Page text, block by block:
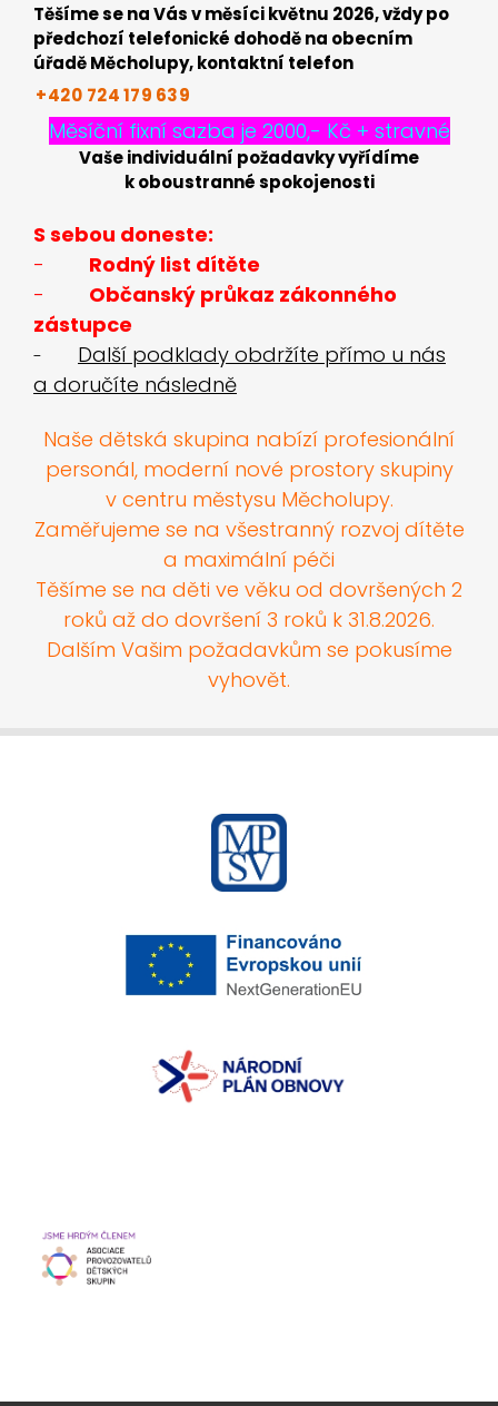
Těšíme se na Vás v měsíci květnu 2026, vždy po
předchozí telefonické dohodě na obecním
úřadě Měcholupy, kontaktní telefon
+420 724179 639
Měsíční fixní sazba je 2000,- Kč + stravné
Vaše individuální požadavky vyřídíme
k oboustranné spokojenosti
S sebou doneste:
- Rodný list dítěte
- Občanský průkaz zákonného
zástupce
- Další podklady obdržíte přímo u nás
a doručíte následně
Naše dětská skupina nabízí profesionální
personál, moderní nové prostory skupiny
v centru městysu Měcholupy.
Zaměřujeme se na všestranný rozvoj dítěte
a maximální péči
Těšíme se na děti ve věku od dovršených 2
roků až do dovršení 3 roků k 31.8.2026.
Dalším Vašim požadavkům se pokusíme
vyhovět.